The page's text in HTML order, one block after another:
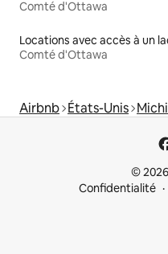
Comté d'Ottawa
Locations avec accès à un
Comté d'Ottawa
Airbnb États-Unis
©
Confidentialité